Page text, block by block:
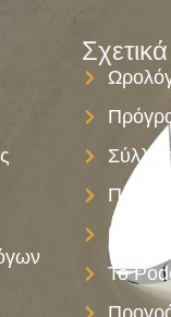
Σχετικά
Το